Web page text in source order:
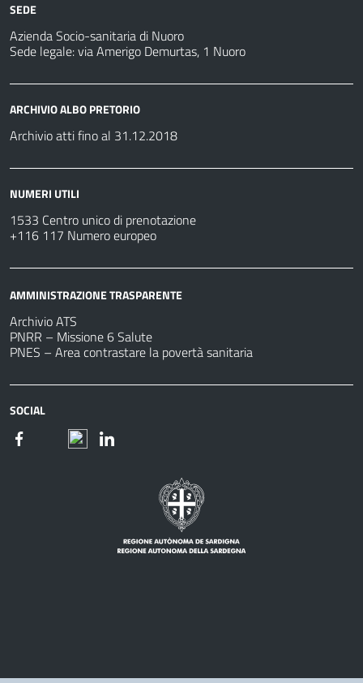
SEDE
Azienda Socio-sanitaria di Nuoro
Sede legale: via Amerigo Demurtas, 1 Nuoro
ARCHIVIO ALBO PRETORIO
Archivio atti fino al 31.12.2018
NUMERI UTILI
1533 Centro unico di prenotazione
+116 117 Numero europeo
AMMINISTRAZIONE TRASPARENTE
Archivio ATS
PNRR – Missione 6 Salute
PNES – Area contrastare la povertà sanitaria
SOCIAL